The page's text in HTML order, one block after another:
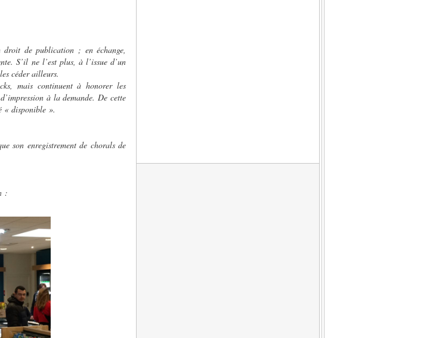
de publication ; en échange,
S’il ne l’est plus, à l’issue d’un
céder ailleurs.
mais continuent à honorer les
à la demande. De cette
« disponible ».
son enregistrement de chorals de
: